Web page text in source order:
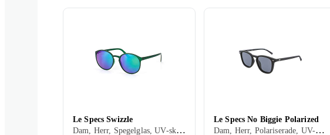
Le Specs Swizzle
Dam, Herr, Spegelglas, UV-skydd
Le Specs No Biggie Polarized
Dam, Herr, Polariserade, UV-skydd